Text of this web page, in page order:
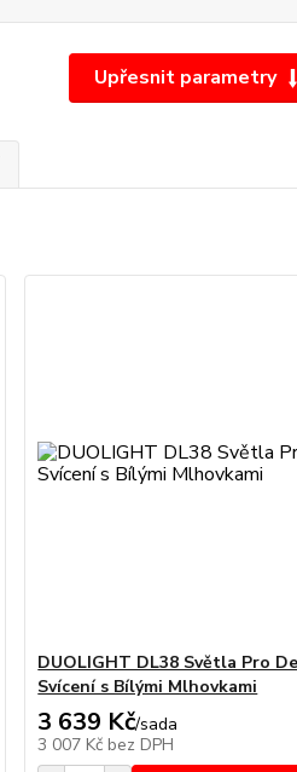
Upřesnit parametry
DUOLIGHT DL38 Světla Pro
Svícení s Bílými Mlhovkami
3 639 Kč/sada
3 007 Kč bez DPH